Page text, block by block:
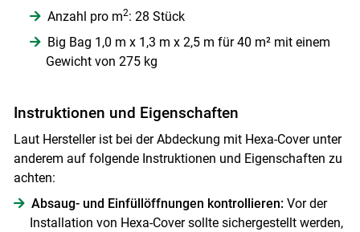
Anzahl pro m2: 28 Stück
Big Bag 1,0 m x 1,3 m x 2,5 m für 40 m² mit einem
Gewicht von 275 kg
Instruktionen und Eigenschaften
Laut Hersteller ist bei der Abdeckung mit Hexa-Cover unter
anderem auf folgende Instruktionen und Eigenschaften zu
achten:
Absaug- und Einfüllöffnungen kontrollieren: Vor der
Installation von Hexa-Cover sollte sichergestellt werden,